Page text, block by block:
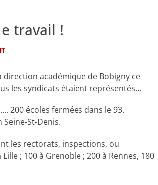
travail !
direction académique de Bobigny ce
les syndicats étaient représentés…
200 écoles fermées dans le 93.
St-Denis.
les rectorats, inspections, ou
; 100 à Grenoble ; 200 à Rennes, 180